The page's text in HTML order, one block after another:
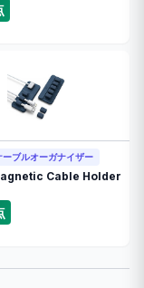
ーブルオーガナイザー
Cable Holder